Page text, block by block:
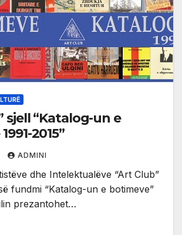
sjell “Katalog-un e
2015”
ADMINI
dhe Intelektualëve “Art Club”
fundmi “Katalog-un e botimeve”
prezantohet…